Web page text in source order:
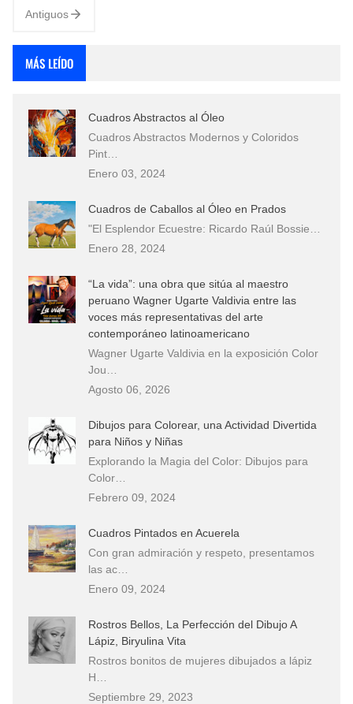
Antiguos
MÁS LEÍDO
Cuadros Abstractos al Óleo
Cuadros Abstractos Modernos y Coloridos
Pint…
Enero 03, 2024
Cuadros de Caballos al Óleo en Prados
"El Esplendor Ecuestre: Ricardo Raúl Bossie…
Enero 28, 2024
“La vida”: una obra que sitúa al maestro
peruano Wagner Ugarte Valdivia entre las
voces más representativas del arte
contemporáneo latinoamericano
Wagner Ugarte Valdivia en la exposición Color
Jou…
Agosto 06, 2026
Dibujos para Colorear, una Actividad Divertida
para Niños y Niñas
Explorando la Magia del Color: Dibujos para
Color…
Febrero 09, 2024
Cuadros Pintados en Acuerela
Con gran admiración y respeto, presentamos
las ac…
Enero 09, 2024
Rostros Bellos, La Perfección del Dibujo A
Lápiz, Biryulina Vita
Rostros bonitos de mujeres dibujados a lápiz
H…
Septiembre 29, 2023